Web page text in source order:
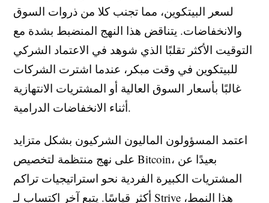
لسعر البيتكوين، مما تجنب كلا من ذروات السوق
والانخفاضات. يتناقض هذا النهج المنضبط بشدة مع
التوقيت الأكثر تقلبًا الذي شوهد في الاعتماد الشركي
للبيتكوين في وقت مبكر، عندما اشترت الشركات
غالبًا بأسعار السوق العالية أو المشتريات الانتهازية
أثناء الانخفاضات الدرامية.
اعتمد المسؤولون الماليون الشركيون بشكل متزايد
على نهج منتظمة لتخصيص Bitcoin، بعيدًا عن
المشتريات الكبيرة الفردية نحو استراتيجيات تراكم
أكثر قياسًا. يتبع آخر اكتساب لـ Strive هذا النمط،